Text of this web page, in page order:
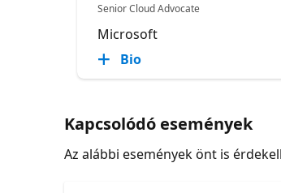
Senior Cloud Advocate
Microsoft
Bio
Kapcsolódó események
Az alábbi események önt is